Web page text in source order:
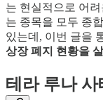
는 현실적으로 어
는 종목을 모두 종
있는데, 이번 글을
상장 폐지 현황을
테라 루나